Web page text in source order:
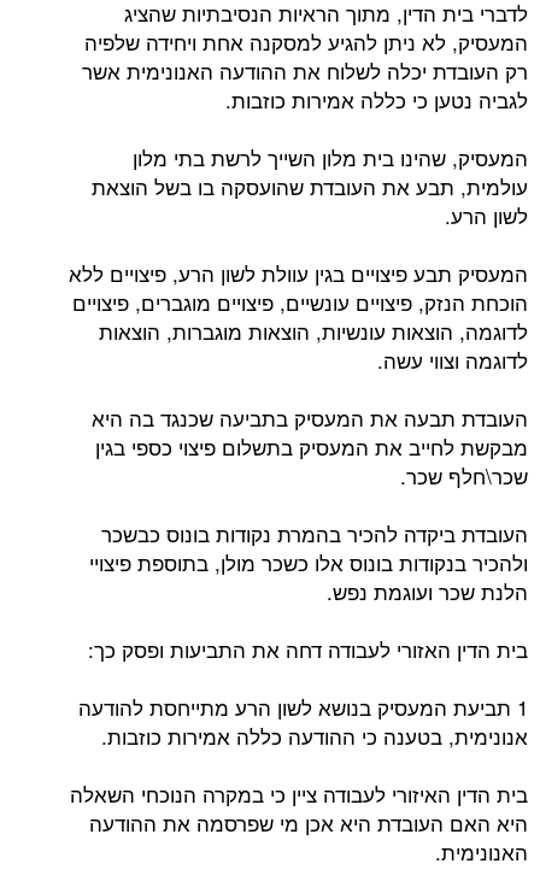
לדברי בית הדין, מתוך הראיות הנסיבתיות שהציג
המעסיק, לא ניתן להגיע למסקנה אחת ויחידה שלפיה
רק העובדת יכלה לשלוח את ההודעה האנונימית אשר
לגביה נטען כי כללה אמירות כוזבות.
המעסיק, שהינו בית מלון השייך לרשת בתי מלון
עולמית, תבע את העובדת שהועסקה בו בשל הוצאת
לשון הרע.
המעסיק תבע פיצויים בגין עוולת לשון הרע, פיצויים ללא
הוכחת הנזק, פיצויים עונשיים, פיצויים מוגברים, פיצויים
לדוגמה, הוצאות עונשיות, הוצאות מוגברות, הוצאות
לדוגמה וצווי עשה.
העובדת תבעה את המעסיק בתביעה שכנגד בה היא
מבקשת לחייב את המעסיק בתשלום פיצוי כספי בגין
שכר\חלף שכר.
העובדת ביקדה להכיר בהמרת נקודות בונוס כבשכר
ולהכיר בנקודות בונוס אלו כשכר מולן, בתוספת פיצויי
הלנת שכר ועוגמת נפש.
בית הדין האזורי לעבודה דחה את התביעות ופסק כך:
1 תביעת המעסיק בנושא לשון הרע מתייחסת להודעה
אנונימית, בטענה כי ההודעה כללה אמירות כוזבות.
בית הדין האיזורי לעבודה ציין כי במקרה הנוכחי השאלה
היא האם העובדת היא אכן מי שפרסמה את ההודעה
האנונימית.